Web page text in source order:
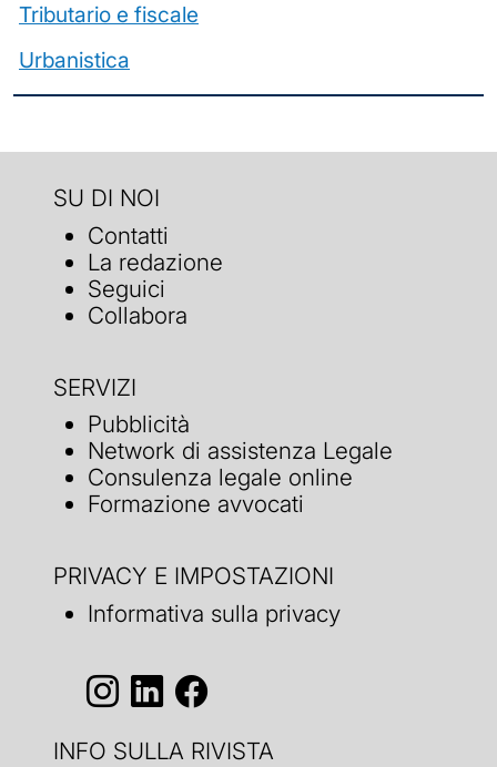
Tributario e fiscale
Urbanistica
SU DI NOI
Contatti
La redazione
Seguici
Collabora
SERVIZI
Pubblicità
Network di assistenza Legale
Consulenza legale online
Formazione avvocati
PRIVACY E IMPOSTAZIONI
Informativa sulla privacy
INFO SULLA RIVISTA